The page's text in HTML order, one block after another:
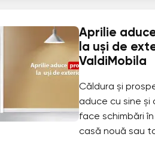
Aprilie
la uși de
ValdiMobila
Căldura și
aduce cu sine
face schimbări
casă nouă sau